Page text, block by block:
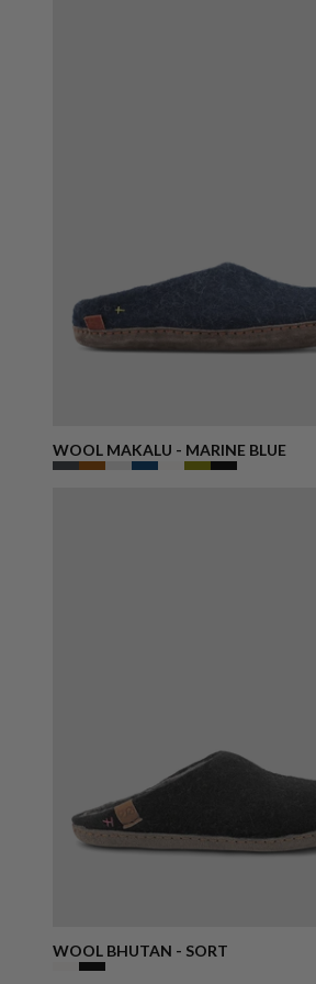
WOOL MAKALU - MARINE BLUE
WOOL BHUTAN - SORT